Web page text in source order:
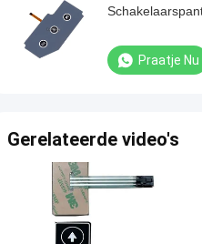
Praatje Nu
Gerelateerde video's